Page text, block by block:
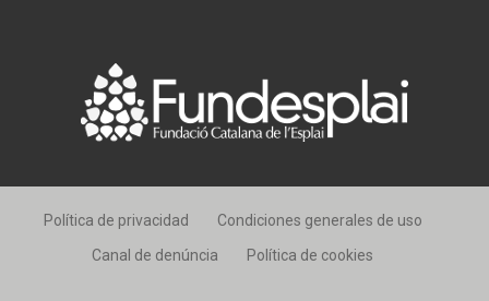
Política de privacidad
Condiciones generales de uso
Canal de denúncia
Política de cookies